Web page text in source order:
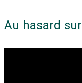
Au hasard